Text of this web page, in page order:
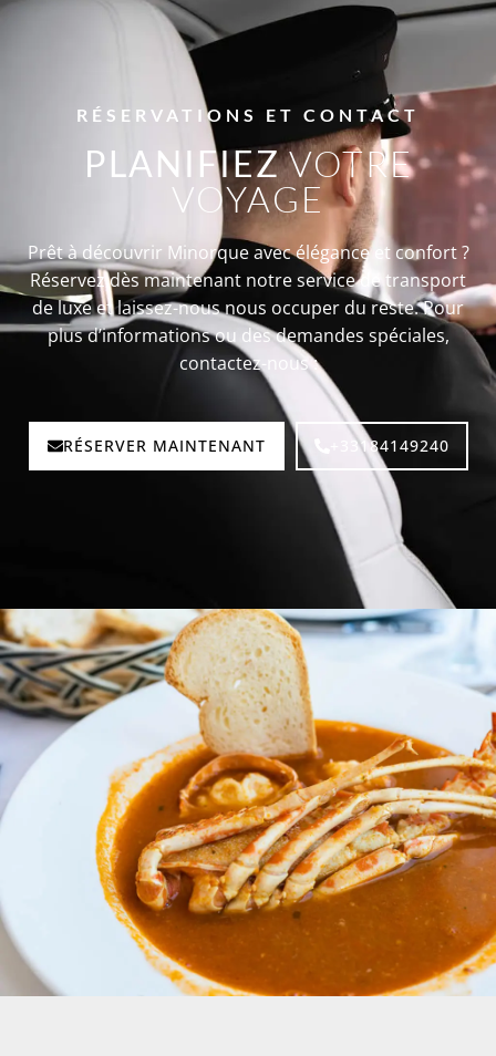
RÉSERVATIONS ET CONTACT
PLANIFIEZVOTRE
VOYAGE
Prêt à découvrir Minorque avec élégance et confort ?
Réservez dès maintenant notre service de transport
de luxe et laissez-nous nous occuper du reste. Pour
plus d’informations ou des demandes spéciales,
contactez-nous :
RÉSERVER MAINTENANT +33184149240